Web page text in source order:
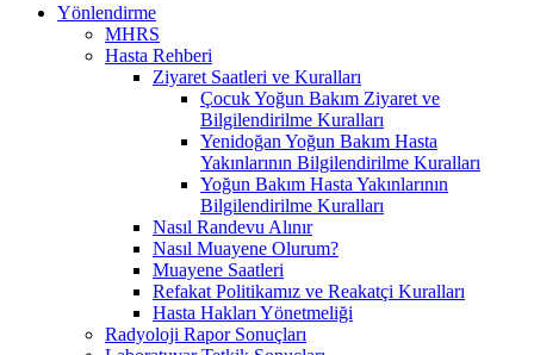
Yönlendirme
MHRS
Hasta Rehberi
Ziyaret Saatleri ve Kuralları
Çocuk Yoğun Bakım Ziyaret ve
Bilgilendirilme Kuralları
Yenidoğan Yoğun Bakım Hasta
Yakınlarının Bilgilendirilme Kuralları
Yoğun Bakım Hasta Yakınlarının
Bilgilendirilme Kuralları
Nasıl Randevu Alınır
Nasıl Muayene Olurum?
Muayene Saatleri
Refakat Politikamız ve Reakatçi Kuralları
Hasta Hakları Yönetmeliği
Radyoloji Rapor Sonuçları